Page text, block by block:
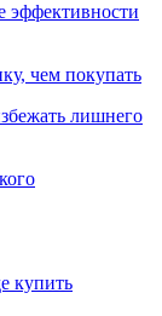
эффективности
чем покупать
лишнего
купить